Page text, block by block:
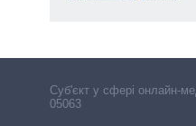
Cуб'єкт у сфері онлайн-
05063